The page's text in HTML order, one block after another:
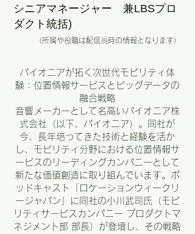
シニアマネージャー 兼LBSプロ
ダクト統括)
（所属や役職は配信当時の情報となります）
パイオニアが拓く次世代モビリティ体
験：位置情報サービスとビッグデータの
融合戦略
音響メーカーとして名高いパイオニア株
式会社（以下、パイオニア）。同社が
今、長年培ってきた技術と経験を活か
し、モビリティ分野における位置情報サ
ービスのリーディングカンパニーとして
新たな価値創造に取り組んでいます。ポ
ッドキャスト「ロケーションウィークリ
ージャパン」に同社の小川武司氏（モビ
リティサービスカンパニー プロダクトマ
ネジメント部 部長）が登壇し、その戦略